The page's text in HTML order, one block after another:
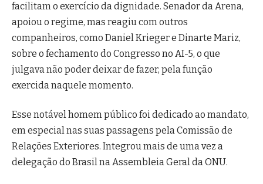
facilitam o exercício da dignidade. Senador da Arena,
apoiou o regime, mas reagiu com outros
companheiros, como Daniel Krieger e Dinarte Mariz,
sobre o fechamento do Congresso no AI-5, o que
julgava não poder deixar de fazer, pela função
exercida naquele momento.
Esse notável homem público foi dedicado ao mandato,
em especial nas suas passagens pela Comissão de
Relações Exteriores. Integrou mais de uma vez a
delegação do Brasil na Assembleia Geral da ONU.